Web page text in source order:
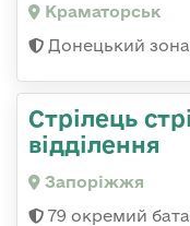
Краматорськ
Донецький
Стрілець
відділення
Запоріжжя
79 окремий